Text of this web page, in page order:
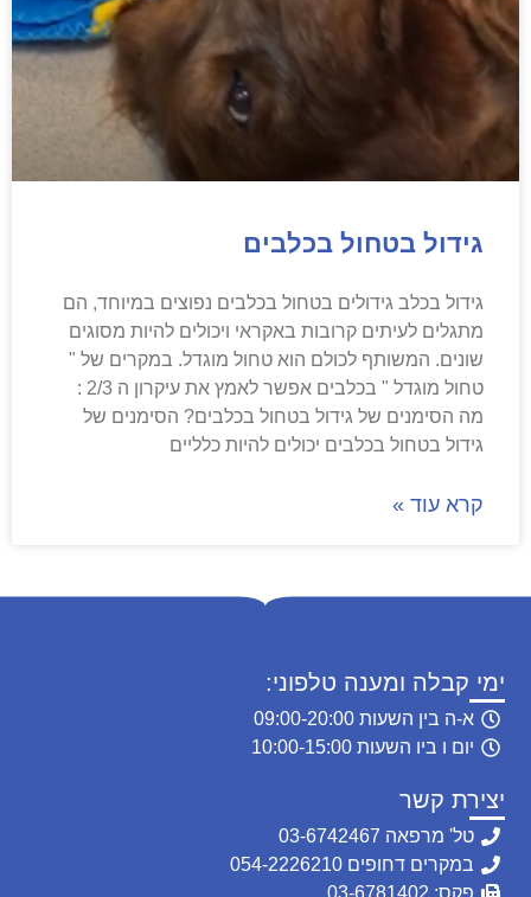
גידול בטחול בכלבים
גידול בכלב גידולים בטחול בכלבים נפוצים במיוחד, הם
מתגלים לעיתים קרובות באקראי ויכולים להיות מסוגים
שונים. המשותף לכולם הוא טחול מוגדל. במקרים של "
טחול מוגדל " בכלבים אפשר לאמץ את עיקרון ה 2/3 :
מה הסימנים של גידול בטחול בכלבים? הסימנים של
גידול בטחול בכלבים יכולים להיות כלליים
קרא עוד »
יצירת קשר
טל' מרפאה 03-6742467
במקרים דחופים 054-2226210
פקס: 03-6781402
ימי קבלה ומענה טלפוני:
א-ה בין השעות 09:00-20:00
יום ו ביו השעות 10:00-15:00